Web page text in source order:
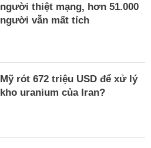
người thiệt mạng, hơn 51.000
người vẫn mất tích
Mỹ rót 672 triệu USD để xử lý
kho uranium của Iran?